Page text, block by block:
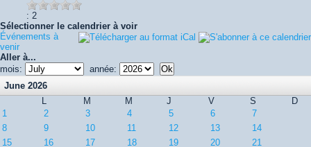
: 2
Sélectionner le calendrier à voir
Événements à
venir
Aller à...
mois:
année:
June 2026
L
M M J V S
D
1
2 3 4 5 6
7
8
9 10 11 12 13
14
15
16 17 18 19 20
21